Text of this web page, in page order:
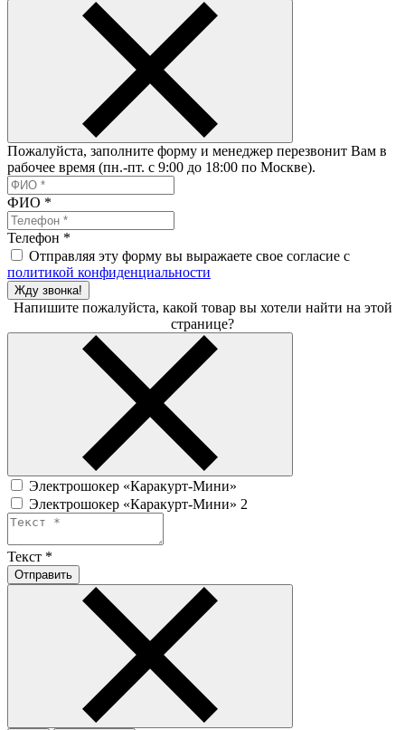
Пожалуйста, заполните форму и менеджер перезвонит Вам в
рабочее время (пн.-пт. с 9:00 до 18:00 по Москве).
ФИО *
Телефон *
Отправляя эту форму вы выражаете свое согласие с
политикой конфиденциальности
Жду звонка!
Напишите пожалуйста, какой товар вы хотели найти на этой
странице?
Электрошокер «Каракурт-Мини»
Электрошокер «Каракурт-Мини» 2
Текст *
Отправить